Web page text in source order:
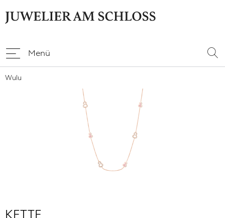
Menü
Wulu
KETTE